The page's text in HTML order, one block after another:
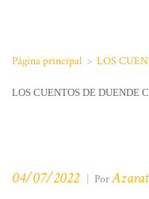
Página principal > LOS
LOS CUENTOS DE DUENDE
04/07/2022 | PorAzarat